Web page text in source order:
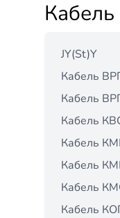
JY(St)Y
Кабель
Кабель
Кабель
Кабель
Кабель
Кабель
Кабель